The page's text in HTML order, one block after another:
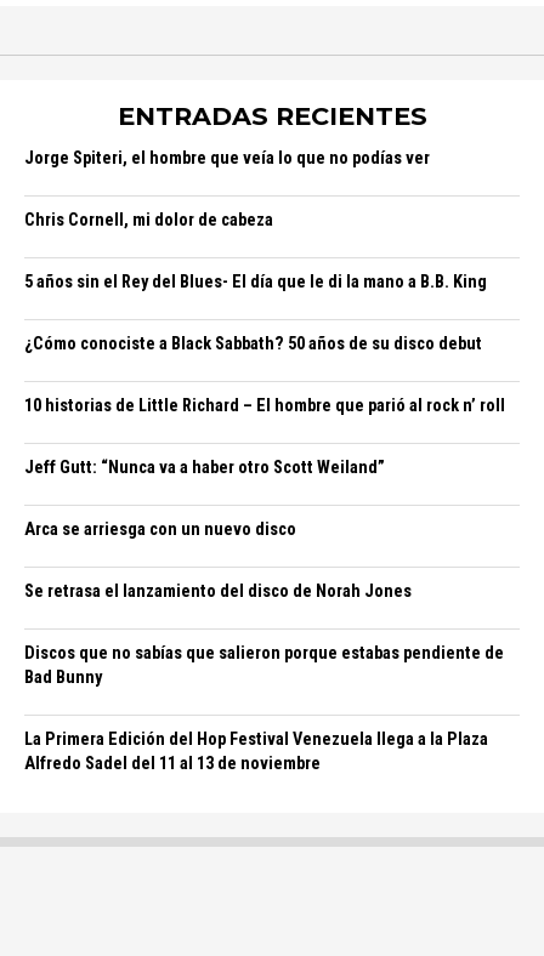
ENTRADAS RECIENTES
Jorge Spiteri, el hombre que veía lo que no podías ver
Chris Cornell, mi dolor de cabeza
5 años sin el Rey del Blues- El día que le di la mano a B.B. King
¿Cómo conociste a Black Sabbath? 50 años de su disco debut
10 historias de Little Richard – El hombre que parió al rock n’ roll
Jeff Gutt: “Nunca va a haber otro Scott Weiland”
Arca se arriesga con un nuevo disco
Se retrasa el lanzamiento del disco de Norah Jones
Discos que no sabías que salieron porque estabas pendiente de
Bad Bunny
La Primera Edición del Hop Festival Venezuela llega a la Plaza
Alfredo Sadel del 11 al 13 de noviembre